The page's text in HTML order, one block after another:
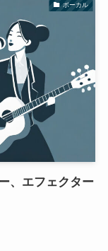
ボーカル
、エフェクター